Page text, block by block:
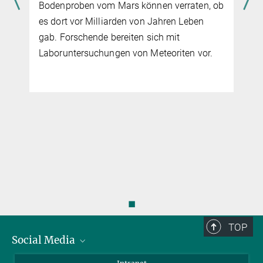
DOI
Die Ursprungskörper unterschiedlicher
Meteorite könnten in derselben Region des
Sonnensystems entstanden sein. Das
zeigen neue Computersimulationen.
◼
TOP
Social Media